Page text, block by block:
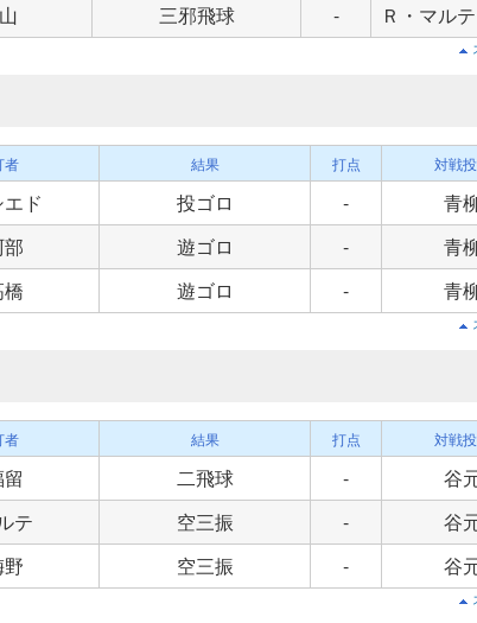
三邪飛球 - Ｒ・マル
者 結果 打点 対戦
エド 投ゴロ -
青
部 遊ゴロ -
青
遊ゴロ - 青
者 結果 打点 対戦
二飛球 -
谷
テ 空三振 -
谷
空三振 - 谷